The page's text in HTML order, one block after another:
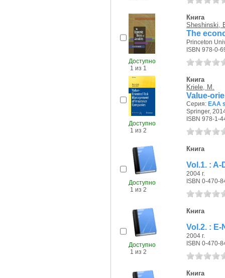
Доступно
1 из 1
Книга
Sheshinski,
The
Princeton
ISBN 978-0-
Доступно
1 из 2
Книга
Kriele, M.
Value-
Серия: EAA
Springer,
ISBN 978-1-
Доступно
1 из 2
Книга
Vol.1. : A-
2004 г.
ISBN 0-470-
Доступно
1 из 2
Книга
Vol.2. : E-
2004 г.
ISBN 0-470-
Книга